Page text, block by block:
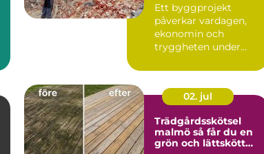
Ett byggprojekt
påverkar vardagen,
ekonomin och
tryggheten under
Därför spelar vale...
02. jul
Trädgårdsskötsel
malmö så får du en
grön och lättskött